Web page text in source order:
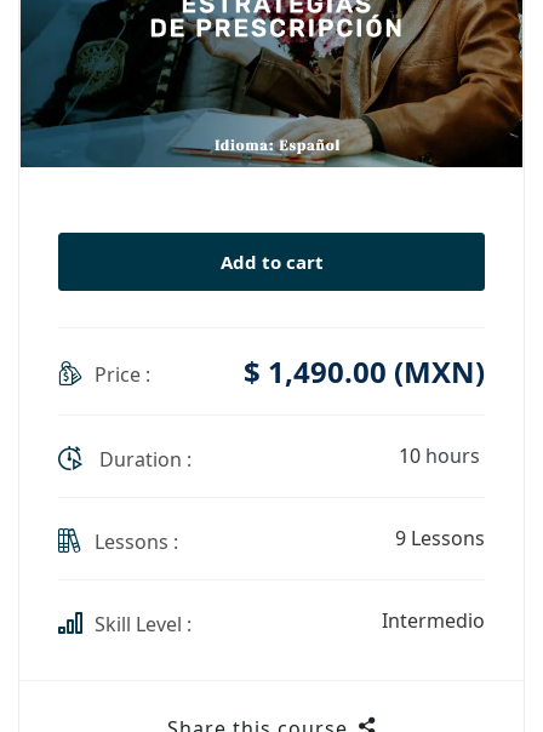
Add to cart
Price : $ 1,490.00 (MXN)
Duration : 10 hours
Lessons : 9 Lessons
Skill Level : Intermedio